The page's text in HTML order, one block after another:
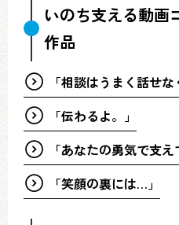
いのち支える動画
作品
「相談はうまく話せな
「伝わるよ。」
「あなたの勇気で支え
「笑顔の裏には…」